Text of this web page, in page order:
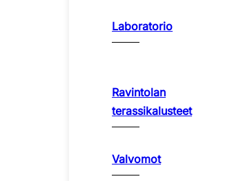
Laboratorio
Ravintolan
terassikalusteet
Valvomot